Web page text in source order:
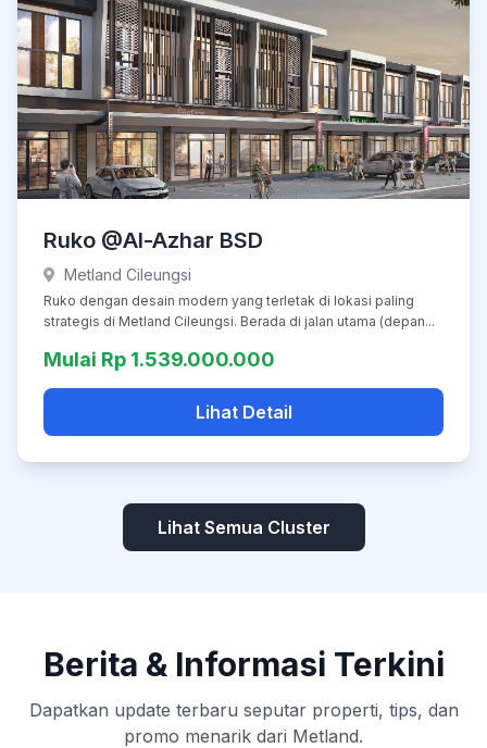
Ruko @Al-Azhar BSD
Metland Cileungsi
Ruko dengan desain modern yang terletak di lokasi paling
strategis di Metland Cileungsi. Berada di jalan utama (depan...
Mulai Rp 1.539.000.000
Lihat Detail
Lihat Semua Cluster
Berita & Informasi Terkini
Dapatkan update terbaru seputar properti, tips, dan
promo menarik dari Metland.